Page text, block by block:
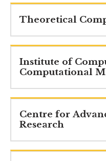
Theoretical
Institute of
Computational
Centre for
Research